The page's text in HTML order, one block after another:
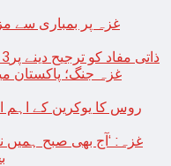
ذاتی مفاد کو ترجیح دینے پر3 افغان کرکٹرز کیخلاف کارروائی
غزہ جنگ؛ پاکستان
روس کا یوکرین کے اہم
غزہ: ‘آج بھی صبح ہمیں